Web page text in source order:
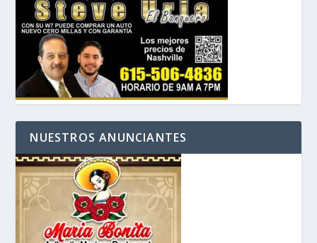
NUESTROS ANUNCIANTES